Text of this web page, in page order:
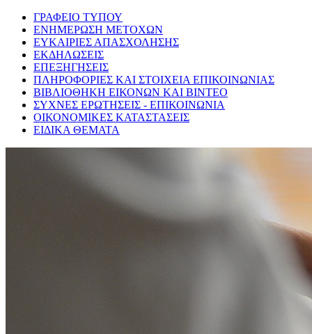
ΓΡΑΦΕΙΟ ΤΥΠΟΥ
ΕΝΗΜΕΡΩΣΗ ΜΕΤΟΧΩΝ
ΕΥΚΑΙΡΙΕΣ ΑΠΑΣΧΟΛΗΣΗΣ
ΕΚΔΗΛΩΣΕΙΣ
ΕΠΕΞΗΓΗΣΕΙΣ
ΠΛΗΡΟΦΟΡΙΕΣ ΚΑΙ ΣΤΟΙΧΕΙΑ ΕΠΙΚΟΙΝΩΝΙΑΣ
ΒΙΒΛΙΟΘΗΚΗ ΕΙΚΟΝΩΝ ΚΑΙ ΒΙΝΤΕΟ
ΣΥΧΝΕΣ ΕΡΩΤΗΣΕΙΣ - ΕΠΙΚΟΙΝΩΝΙΑ
ΟΙΚΟΝΟΜΙΚΕΣ ΚΑΤΑΣΤΑΣΕΙΣ
ΕΙΔΙΚΑ ΘΕΜΑΤΑ